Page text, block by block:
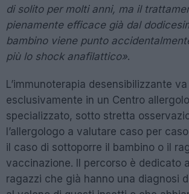
di solito per molti anni, ma il
pienamente efficace già dal
bambino viene punto
più lo shock anafilattico».
L’immunoterapia desensibilizzante
esclusivamente in un Centro
specializzato, sotto stretta
l’allergologo a valutare caso per
il caso di sottoporre il bambino o il
vaccinazione. Il percorso è dedicato
ragazzi che già hanno una diagnosi